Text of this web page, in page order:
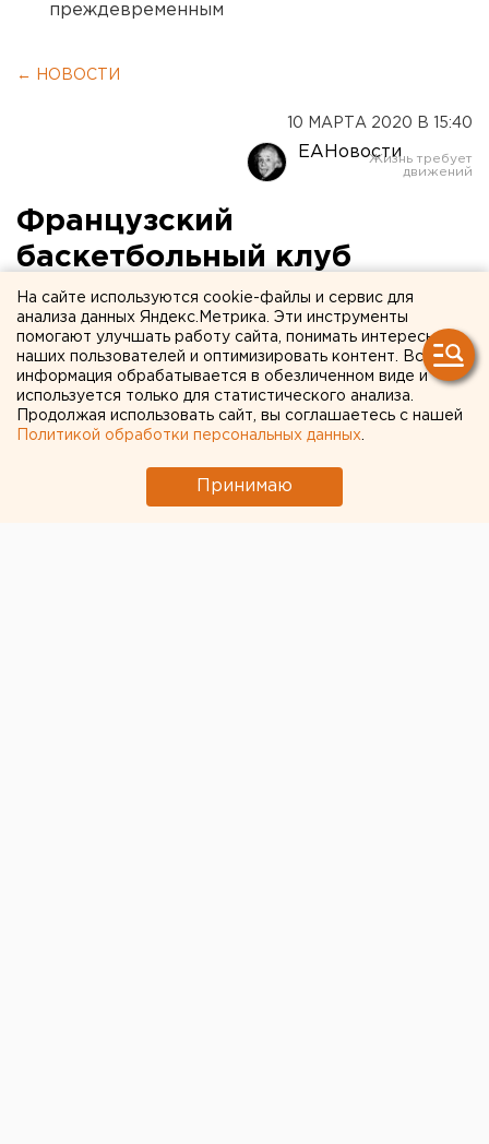
преждевременным
← НОВОСТИ
10 МАРТА 2020 В 15:40
ЕАНовости
Французский
баскетбольный клуб
"Монпелье" побоялся ехать
в Екатеринбург из-за
коронавируса
На сайте используются cookie-файлы и сервис для
анализа данных Яндекс.Метрика. Эти инструменты
помогают улучшать работу сайта, понимать интересы
наших пользователей и оптимизировать контент. Вся
информация обрабатывается в обезличенном виде и
используется только для статистического анализа.
Продолжая использовать сайт, вы соглашаетесь с нашей
Политикой обработки персональных данных
Принимаю